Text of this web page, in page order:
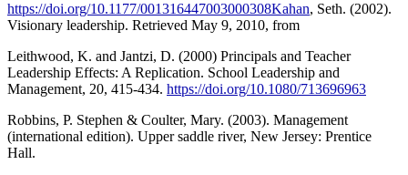
https://doi.org/10.1177/001316447003000308Kahan, Seth. (2002).
Visionary leadership. Retrieved May 9, 2010, from
Leithwood, K. and Jantzi, D. (2000) Principals and Teacher
Leadership Effects: A Replication. School Leadership and
Management, 20, 415-434. https://doi.org/10.1080/713696963
Robbins, P. Stephen & Coulter, Mary. (2003). Management
(international edition). Upper saddle river, New Jersey: Prentice
Hall.